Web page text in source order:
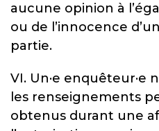
aucune opinion à
ou de l’innocence
partie.
VI. Un·e enquêteur·e
les renseignements
obtenus durant une